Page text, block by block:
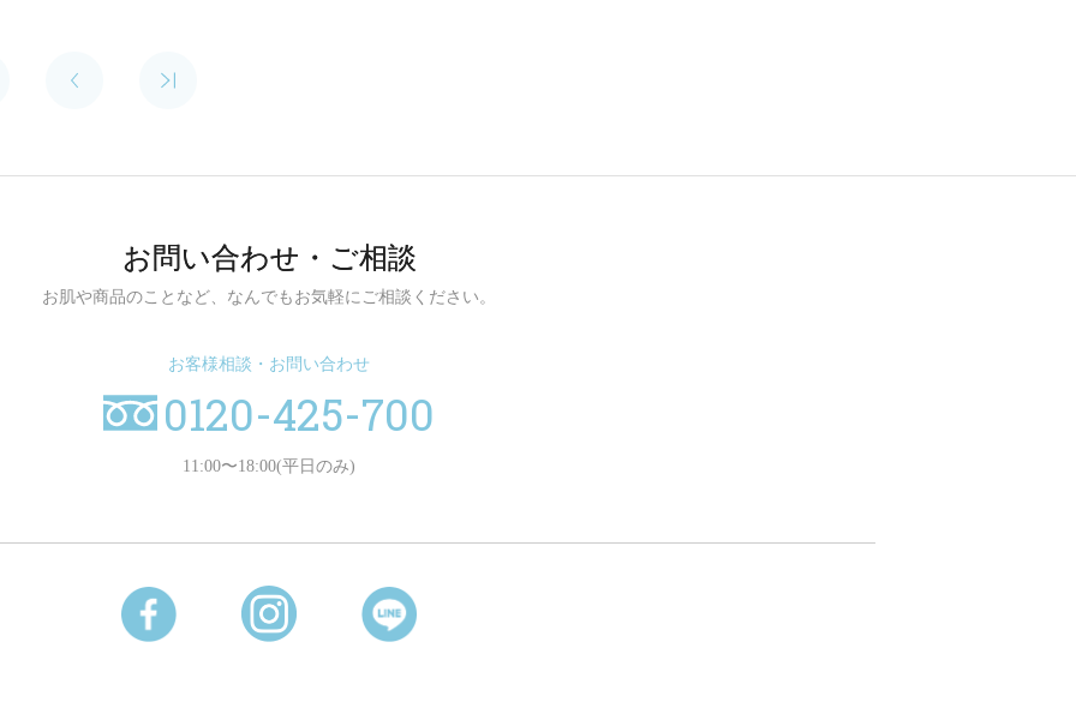
お問い合わせ・ご相談
お肌や商品のことなど、 なんでもお気軽にご相談ください。
お客様相談・お問い合わせ
0120-425-700
11:00〜18:00(平日のみ)